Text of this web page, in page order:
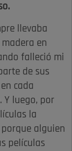
llevaba
en
falleció mi
de sus
cada
Y luego, por
la
alguien
películas